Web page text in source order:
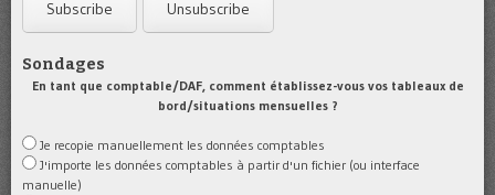
Sondages
En tant que comptable/DAF, comment établissez-vous vos tableaux de
bord/situations mensuelles ?
Je recopie manuellement les données comptables
J'importe les données comptables à partir d'un fichier (ou interface
manuelle)